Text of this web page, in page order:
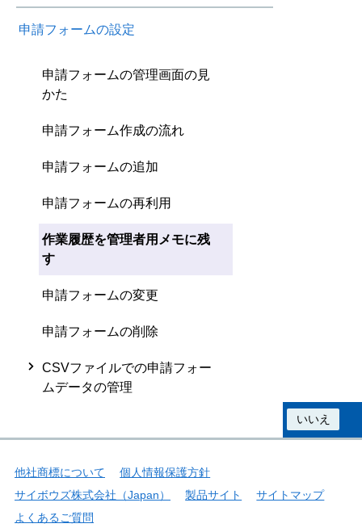
申請フォームの設定
申請フォームの管理画面の見
かた
申請フォーム作成の流れ
申請フォームの追加
申請フォームの再利用
作業履歴を管理者用メモに残
す
申請フォームの変更
申請フォームの削除
CSVファイルでの申請フォー
ムデータの管理
いいえ
他社商標について
個人情報保護方針
サイボウズ株式会社（Japan）
製品サイト
サイトマップ
よくあるご質問